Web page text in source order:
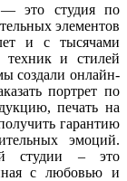
— это студия по
элементов
и с тысячами
техник и стилей
создали онлайн-
портрет по
печать на
гарантию
эмоций.
студии – это
с любовью и